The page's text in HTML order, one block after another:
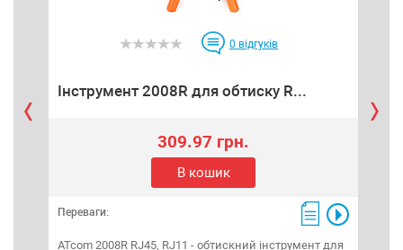
0 відгуків
Інструмент 2008R для обтиску R...
309.97 грн.
В кошик
Переваги:
ATcom 2008R RJ45, RJ11 - обтискний інструмент для